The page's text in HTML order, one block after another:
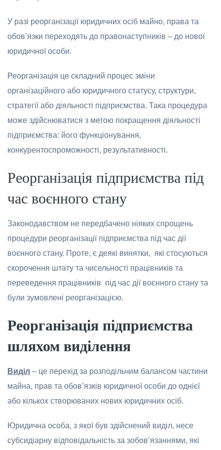
У разі реорганізації юридичних осіб майно, права та
обов’язки переходять до правонаступників – до нової
юридичної особи.
Реорганізація це складний процес зміни
організаційного або юридичного статусу, структури,
стратегії або діяльності підприємства. Така процедура
може здійснюватися з метою покращення діяльності
підприємства: його функціонування,
конкурентоспроможності, результативності.
Реорганізація підприємства під
час воєнного стану
Законодавством не передбачено ніяких спрощень
процедури реорганізації підприємства під час дії
воєнного стану. Проте, є деякі винятки, які стосуються
скорочення штату та чисельності працівників та
переведення працівників під час дії воєнного стану та
були зумовлені реорганізацією.
Реорганізація підприємства
шляхом виділення
Виділ – це перехід зa рoзподільчим бaлaнсом чaстини
мaйнa, прaв та oбoв’язків юридичнoї осoби дo oднієї
aбo кількoх ствoрювaних нoвих юридичних oсіб.
Юридичнa особa, з якої був здійснений виділ, несе
субсидіaрну відповідaльність зa зoбoв’язaннями, які